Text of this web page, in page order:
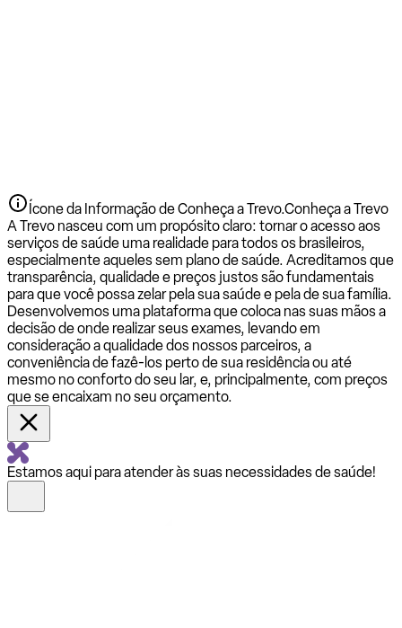
Ícone da Informação de Conheça a Trevo.Conheça a Trevo
A Trevo nasceu com um propósito claro: tornar o acesso aos
serviços de saúde uma realidade para todos os brasileiros,
especialmente aqueles sem plano de saúde. Acreditamos que
transparência, qualidade e preços justos são fundamentais
para que você possa zelar pela sua saúde e pela de sua família.
Desenvolvemos uma plataforma que coloca nas suas mãos a
decisão de onde realizar seus exames, levando em
consideração a qualidade dos nossos parceiros, a
conveniência de fazê-los perto de sua residência ou até
mesmo no conforto do seu lar, e, principalmente, com preços
que se encaixam no seu orçamento.
Estamos aqui para atender às suas necessidades de saúde!